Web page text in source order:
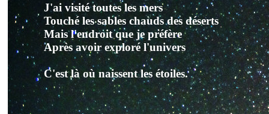
J'ai visité toutes les mers
Touché les sables chauds des déserts
Mais l'endroit que je préfère
Après avoir exploré l'univers
C'est là où naissent les étoiles.